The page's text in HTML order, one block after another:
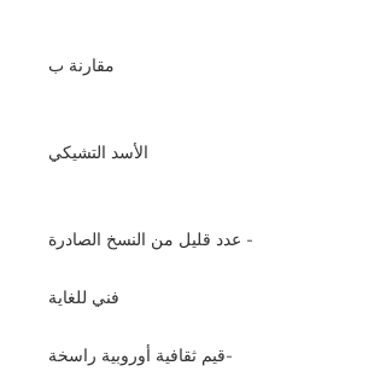
مقارنة ب
الأسد التشيكي
- عدد قليل من النسخ الصادرة
فني للغاية
-قيم ثقافية أوروبية راسخة